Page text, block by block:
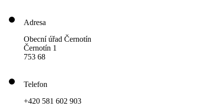
Adresa
Obecní úřad Černotín
Černotín 1
753 68
Telefon
+420 581 602 903